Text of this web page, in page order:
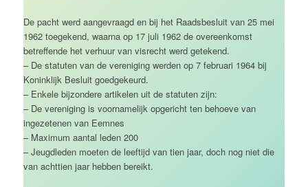
De pacht werd aangevraagd en bij het Raadsbesluit van 25 mei
1962 toegekend, waarna op 17 juli 1962 de overeenkomst
betreffende het verhuur van visrecht werd getekend.
– De statuten van de vereniging werden op 7 februari 1964 bij
Koninklijk Besluit goedgekeurd.
– Enkele bijzondere artikelen uit de statuten zijn:
– De vereniging is voornamelijk opgericht ten behoeve van
ingezetenen van Eemnes
– Maximum aantal leden 200
– Jeugdleden moeten de leeftijd van tien jaar, doch nog niet die
van achttien jaar hebben bereikt.